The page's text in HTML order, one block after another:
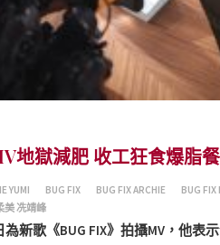
地獄減肥 收工狂食爆脂餐
YUMI BUG FIX BUG FIX ARCHIE BUG FIX
美 冼靖峰
為新歌《​​BUG FIX》拍攝MV，他表